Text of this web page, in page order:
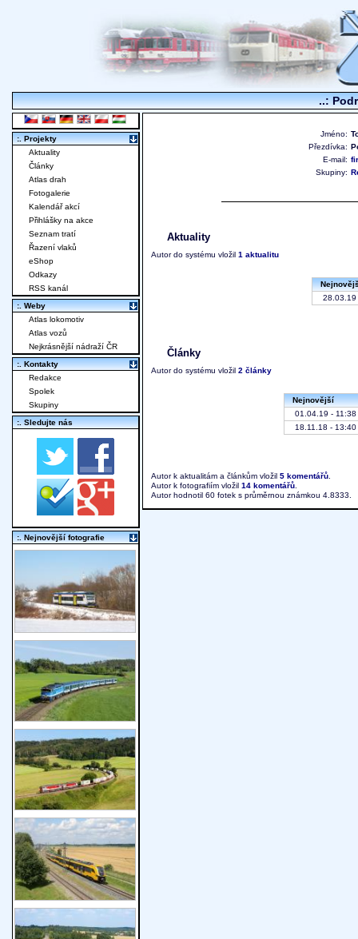
..:
Jméno:
Přezdívka:
E-mail:
Skupiny:
Aktuality
Autor do systému vložil 1 aktualitu
28.03.19
Články
Autor do systému vložil 2 články
Nejnovější
01.04.19 - 11:38
18.11.18 - 13:40
Autor k aktualitám a článkům vložil 5 komentářů.
Autor k fotografiím vložil 14 komentářů.
Autor hodnotil 60 fotek s průměrnou známkou 4.8333.
:. Projekty
Aktuality
Články
Atlas drah
Fotogalerie
Kalendář akcí
Přihlášky na akce
Seznam tratí
Řazení vlaků
eShop
Odkazy
RSS kanál
:. Weby
Atlas lokomotiv
Atlas vozů
Nejkrásnější nádraží ČR
:. Kontakty
Redakce
Spolek
Skupiny
:. Sledujte nás
:. Nejnovější fotografie